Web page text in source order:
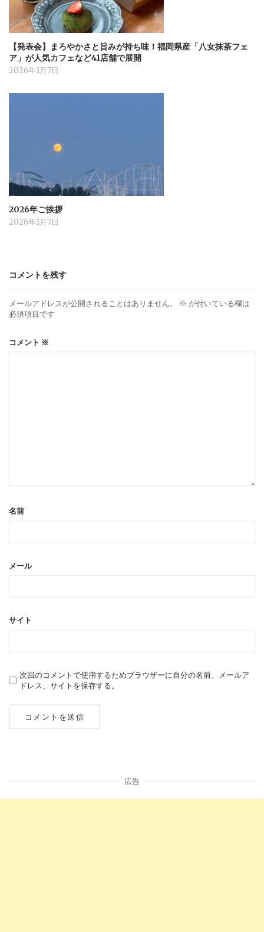
【発表会】まろやかさと旨みが持ち味！福岡県産「八女抹茶フェ
ア」が人気カフェなど41店舗で展開
2026年1月7日
2026年ご挨拶
2026年1月7日
コメントを残す
メールアドレスが公開されることはありません。 ※ が付いている欄は
必須項目です
コメント ※
名前
メール
サイト
次回のコメントで使用するためブラウザーに自分の名前、メールア
ドレス、サイトを保存する。
広告